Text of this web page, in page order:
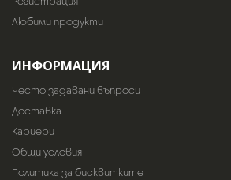
Любими продукти
ИНФОРМАЦИЯ
Често задавани въпроси
Доставка
Кариери
Общи условия
Политика за бисквитките